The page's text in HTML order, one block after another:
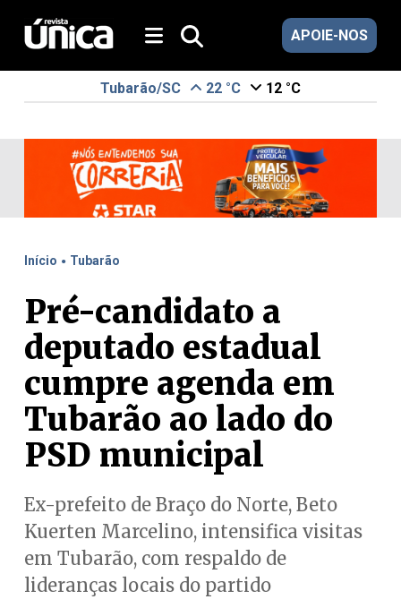
APOIE-NOS
Tubarão/SC 22 °C 12 °C
Início . Tubarão
Pré-candidato a
deputado estadual
cumpre agenda em
Tubarão ao lado do
PSD municipal
Ex-prefeito de Braço do Norte, Beto
Kuerten Marcelino, intensifica visitas
em Tubarão, com respaldo de
lideranças locais do partido